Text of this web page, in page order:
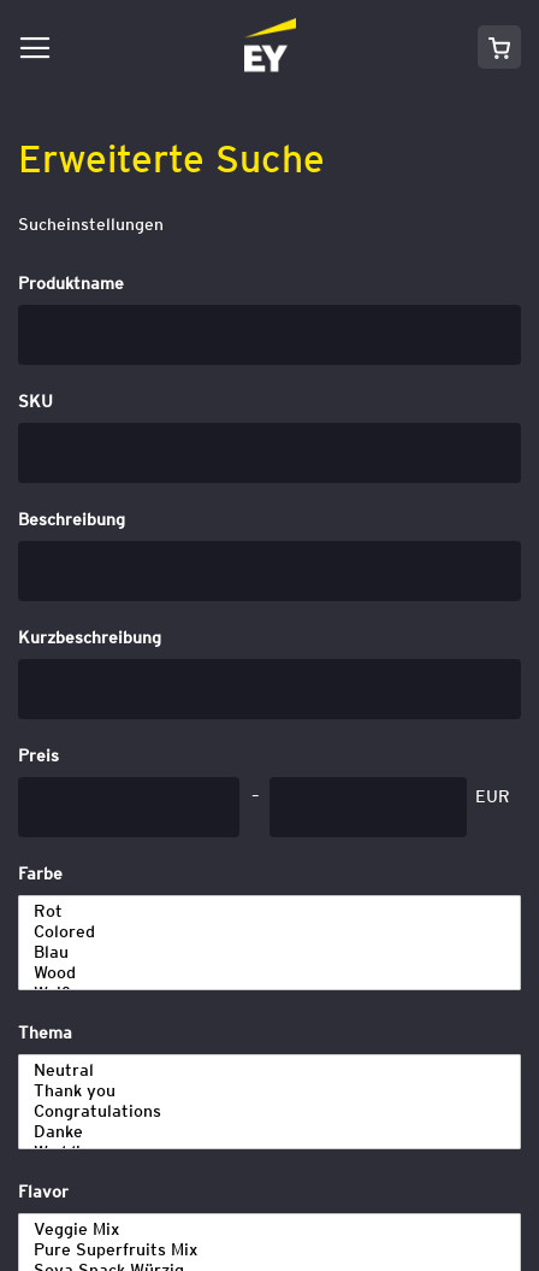
Direkt
zum
Erweiterte Suche
Sucheinstellungen
Produktname
SKU
Beschreibung
Kurzbeschreibung
Preis
EUR
Farbe
Thema
Flavor